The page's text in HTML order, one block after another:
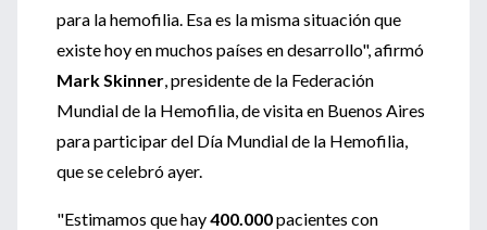
para la hemofilia. Esa es la misma situación que
existe hoy en muchos países en desarrollo", afirmó
Mark Skinner, presidente de la Federación
Mundial de la Hemofilia, de visita en Buenos Aires
para participar del Día Mundial de la Hemofilia,
que se celebró ayer.
"Estimamos que hay400.000pacientes con